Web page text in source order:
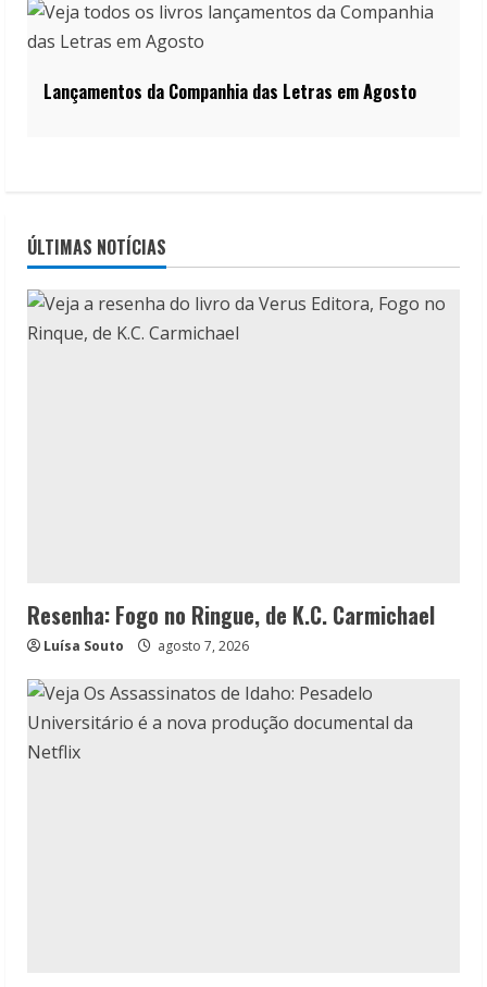
Lançamentos da Companhia das Letras em Agosto
ÚLTIMAS NOTÍCIAS
Resenha: Fogo no Ringue, de K.C. Carmichael
Luísa Souto agosto 7, 2026